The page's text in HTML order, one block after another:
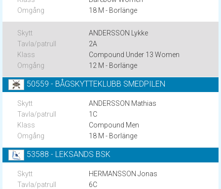
18 M - Borlänge
ANDERSSON Lykke
2A
Compound Under 13 Women
12 M - Borlänge
50559 - BÅGSKYTTEKLUBB SMEDPILEN
ANDERSSON Mathias
1C
Compound Men
18 M - Borlänge
53588 - LEKSANDS BSK
HERMANSSON Jonas
6C